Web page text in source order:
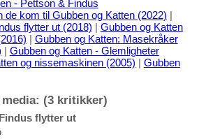
- Pettson & Findus
de kom til Gubben og Katten (2022) |
flytter ut (2018) | Gubben og Katten
| Gubben og Katten: Masekråker
| Gubben og Katten - Glemligheter
og nissemaskinen (2005) | Gubben
(3 kritikker)
flytter ut